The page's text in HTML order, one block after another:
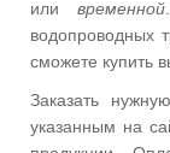
иливременной
водопроводных
сможете купить
Заказать
указанным на